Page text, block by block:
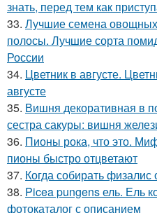
знать, перед тем как
33. Лучшие семена овощных
полосы. Лучшие сорта
России
34. Цветник в августе.
августе
35. Вишня декоративная в
сестра сакуры: вишня
36. Пионы рока, что это.
пионы быстро отцветают
37. Когда собирать
38. Picea pungens ель. Ель
фотокаталог с описанием